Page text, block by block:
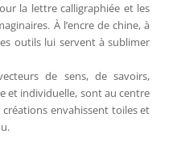
la lettre calligraphiée et les
À l’encre de chine, à
outils lui servent à sublimer
de sens, de savoirs,
et individuelle, sont au centre
créations envahissent toiles et